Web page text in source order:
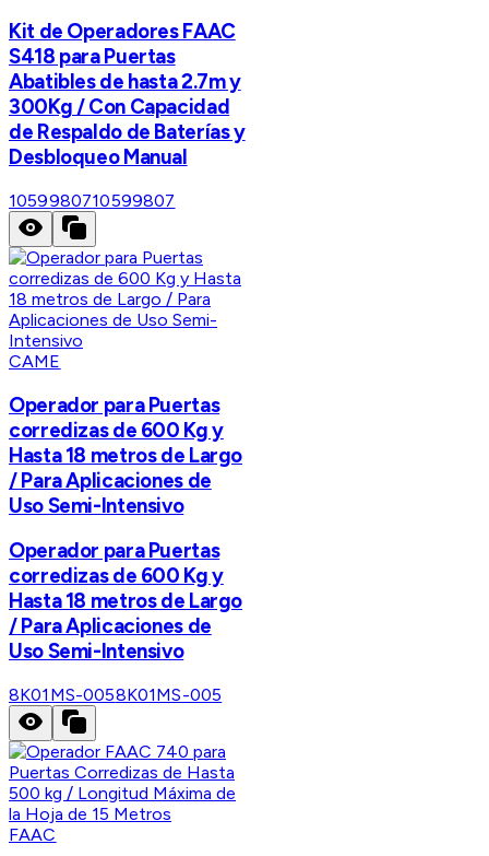
Kit de Operadores FAAC
S418 para Puertas
Abatibles de hasta 2.7m y
300Kg / Con Capacidad
de Respaldo de Baterías y
Desbloqueo Manual
1059980710599807
CAME
Operador para Puertas
corredizas de 600 Kg y
Hasta 18 metros de Largo
/ Para Aplicaciones de
Uso Semi-Intensivo
Operador para Puertas
corredizas de 600 Kg y
Hasta 18 metros de Largo
/ Para Aplicaciones de
Uso Semi-Intensivo
8K01MS-0058K01MS-005
FAAC